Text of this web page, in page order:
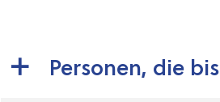
Personen, die